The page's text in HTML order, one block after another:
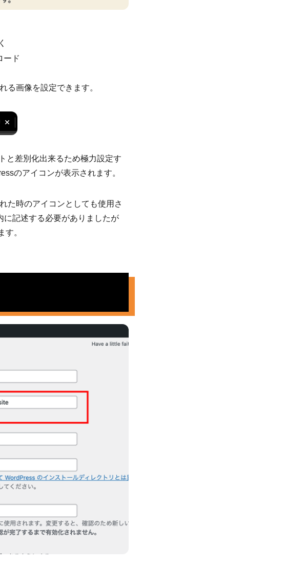
ード
る画像を設定できます。
と差別化出来るため極力設定す
のアイコンが表示されます。
た時のアイコンとしても使用さ
に記述する必要がありましたが
。